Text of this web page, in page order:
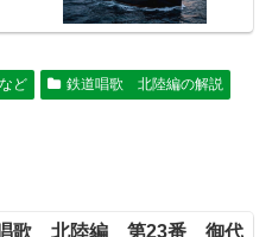
ど 鉄道唱歌 北陸編の解説
歌 北陸編 第23番 御代